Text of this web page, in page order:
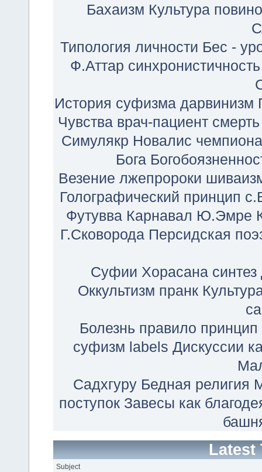
Бахаизм Культура
Типология личности Бес -
Ф.Аттар синхронистичность
История суфизма дарвинизм
Чувства врач-пациент смерть
Симулякр Новалис
Бога
Везение лжепророки
Голографический принцип
Футувва Карнавал Ю.Эмре
Г.Сковорода Персидская
Суфии Хорасана синтез
Оккультизм пранк
Болезнь правило
суфизм labels Дискуссии
Садхгуру Бедная религия
поступок Завесы как
Latest
Subject